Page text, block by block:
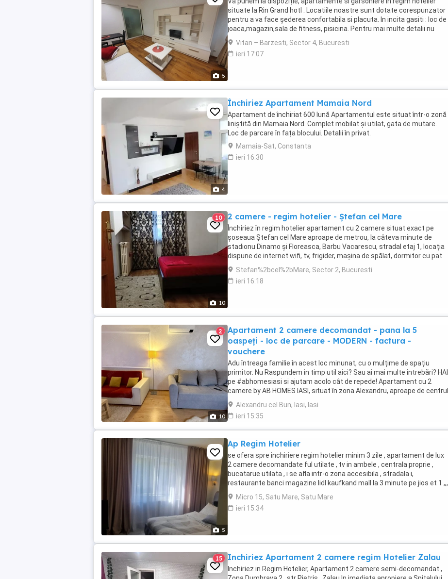
5
situate la Rin Grand hotl . Locatiile noastre sunt dotate corespunzator
pentru a va face șederea confortabila si placuta. In incita gasiti : loc de
joaca,magazin,sala de fitness, pisicina. Pentru mai multe detalii nu
ezitati sa ne contactați. ...
Vitan – Barzesti, Sector 4, Bucuresti
ieri 17:07
4
Închiriez Apartament Mamaia Nord
Apartament de închiriat 600 lună Apartamentul este situat într-o zonă
liniștită din Mamaia Nord. Complet mobilat și utilat, gata de mutare.
Loc de parcare în fața blocului. Detalii în privat.
Mamaia-Sat, Constanta
ieri 16:30
10
10 2 camere - regim hotelier - Ștefan cel Mare
Închiriez în regim hotelier apartament cu 2 camere situat exact pe
șoseaua Ștefan cel Mare aproape de metrou, la câteva minute de
stadionu Dinamo și Floreasca, Barbu Vacarescu, stradal etaj 1, locația
dispune de internet wifi, tv, frigider, mașina de spălat, dormitor cu pat
dublu, canapea extensibila ...
Stefan%2bcel%2bMare, Sector 2, Bucuresti
ieri 16:18
10
2
Apartament 2 camere decomandat - pana la 5
oaspeți - loc de parcare - MODERN - factura -
vouchere
Adu întreaga familie în acest loc minunat, cu o mulțime de spațiu
primitor. Nu Raspundem in timp util aici? Sau ai mai multe întrebări? HAI
pe #abhomesiasi si ajutam acolo cât de repede! Apartament cu 2
camere by AB HOMES IASI, situat în zona Alexandru, aproape de centrul
orasului. Spațiu modern, ...
Alexandru cel Bun, Iasi, Iasi
ieri 15:35
5
Ap Regim Hotelier
se ofera spre inchiriere regim hotelier minim 3 zile , apartament de lux
2 camere decomandate ful utilate , tv in ambele , centrala proprie ,
bucatarue utilata , i se afla intr-o zona accesibila , stradala i,
restaurante banci magazine lidl kaufkand mall la 3 minute pe jios et 1 ,,,
balcon amenajat ...
Micro 15, Satu Mare, Satu Mare
ieri 15:34
15 Inchiriez Apartament 2 camere regim Hotelier Zalau
Inchiriez in Regim Hotelier, Apartament 2 camere semi-decomandat ,